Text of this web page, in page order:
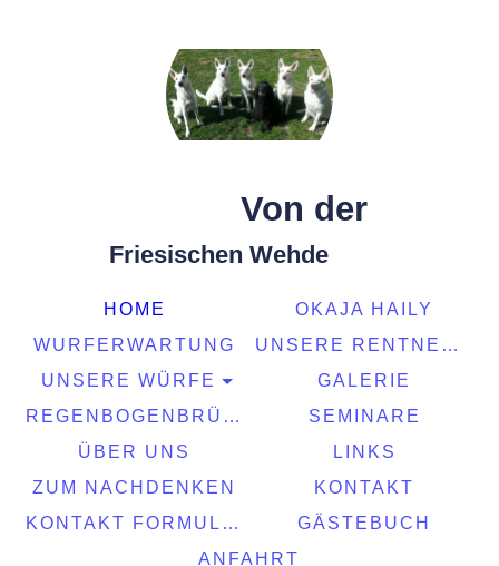
Von der
Friesischen Wehde
HOME
OKAJA HAILY
WURFERWARTUNG
UNSERE RENTNER
UNSERE WÜRFE
GALERIE
REGENBOGENBRÜCKE
SEMINARE
ÜBER UNS
LINKS
ZUM NACHDENKEN
KONTAKT
KONTAKT FORMULAR
GÄSTEBUCH
ANFAHRT